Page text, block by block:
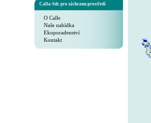
Calla-Sdr. pro záchranu prostředí
O Calle
Naše nabídka
Ekoporadenství
Kontakt